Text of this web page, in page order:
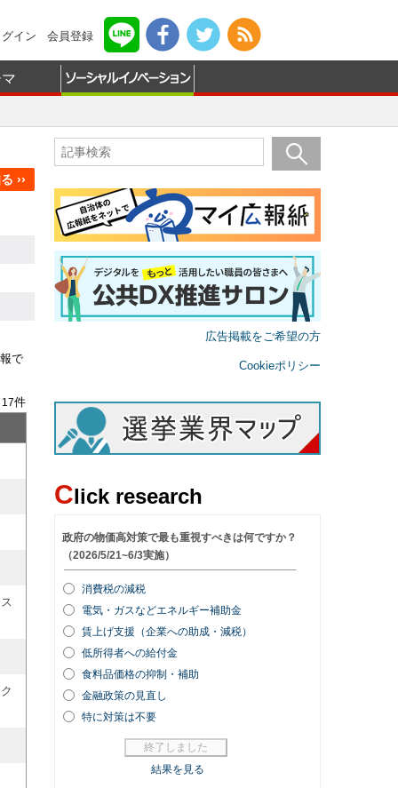
イン 会員登録
››
で
17件
広告掲載をご希望の方
Cookieポリシー
Click research